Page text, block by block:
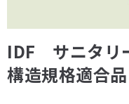
IDF サニタリ
構造規格適合